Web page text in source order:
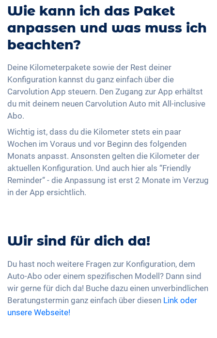
Wie kann ich das Paket
anpassen und was muss ich
beachten?
Deine Kilometerpakete sowie der Rest deiner
Konfiguration kannst du ganz einfach über die
Carvolution App steuern. Den Zugang zur App erhältst
du mit deinem neuen Carvolution Auto mit All-inclusive
Abo.
Wichtig ist, dass du die Kilometer stets ein paar
Wochen im Voraus und vor Beginn des folgenden
Monats anpasst. Ansonsten gelten die Kilometer der
aktuellen Konfiguration. Und auch hier als “Friendly
Reminder“ - die Anpassung ist erst 2 Monate im Verzug
in der App ersichtlich.
Wir sind für dich da!
Du hast noch weitere Fragen zur Konfiguration, dem
Auto-Abo oder einem spezifischen Modell? Dann sind
wir gerne für dich da! Buche dazu einen unverbindlichen
Beratungstermin ganz einfach über diesen Link oder
unsere Webseite!